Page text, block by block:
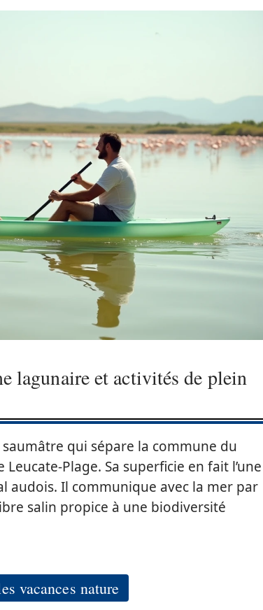
lagunaire et activités de plein
saumâtre qui sépare la commune du
Plage. Sa superficie en fait l’une
audois. Il communique avec la mer par
salin propice à une biodiversité
vacances nature